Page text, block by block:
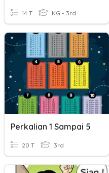
14 T KG - 3rd
Perkalian 1 Sampai 5
20 T 3rd